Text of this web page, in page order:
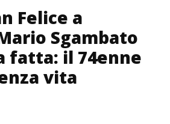
Felice a
Sgambato
fatta: il 74enne
vita